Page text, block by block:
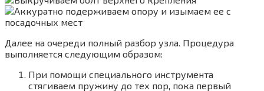
Далее на очереди полный разбор узла. Процедура
выполняется следующим образом:
При помощи специального инструмента
стягиваем пружину до тех пор, пока первый